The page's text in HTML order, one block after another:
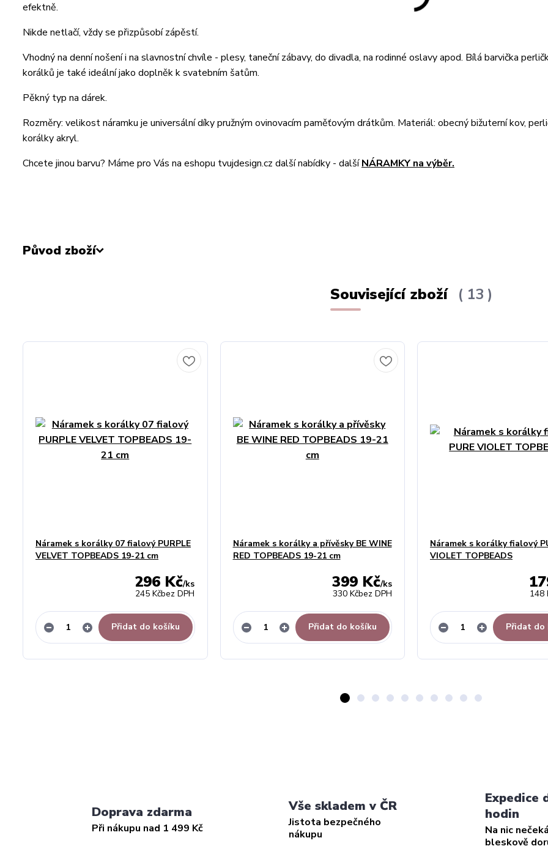
efektně.
Nikde netlačí, vždy se přizpůsobí zápěstí.
Vhodný na denní nošení i na slavnostní chvíle - plesy, taneční zábavy, do divadla, na rodinné oslavy apod. Bílá barvička
korálků je také ideální jako doplněk k svatebním šatům.
Pěkný typ na dárek.
Rozměry: velikost náramku je universální díky pružným ovinovacím paměťovým drátkům. Materiál: obecný bižuterní kov,
korálky akryl.
Chcete jinou barvu? Máme pro Vás na eshopu tvujdesign.cz další nabídky - dalšíNÁRAMKY na výběr.
Původ zboží
Související zboží 13
Náramek s korálky 07 fialový PURPLE
VELVET TOPBEADS 19-21 cm
296 Kč/ks
245 Kčbez DPH
Přidat do košíku
Náramek s korálky a přívěsky BE WINE
RED TOPBEADS 19-21 cm
399 Kč/ks
330 Kčbez DPH
Přidat do košíku
Náramek s korálky fialový
VIOLET TOPBEADS
148
Přidat do
Doprava zdarma
Při nákupu nad 1 499 Kč
Vše skladem v ČR
Jistota bezpečného
nákupu
Expedice
hodin
Na nic
bleskově